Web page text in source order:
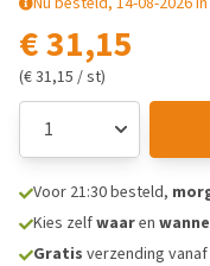
€ 31,15
(€ 31,15 / st)
Voor 21:30 besteld,
Kies zelfwaaren
Gratis verzending vanaf